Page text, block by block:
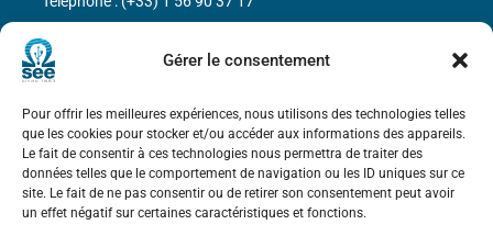
Gérer le consentement
Pour offrir les meilleures expériences, nous utilisons des technologies telles
que les cookies pour stocker et/ou accéder aux informations des appareils.
Le fait de consentir à ces technologies nous permettra de traiter des
données telles que le comportement de navigation ou les ID uniques sur ce
site. Le fait de ne pas consentir ou de retirer son consentement peut avoir
un effet négatif sur certaines caractéristiques et fonctions.
Bicentenaire des découvertes d’André-
Marie Ampère
Mentions légales
N° de SIREN : 785 393 232, Code APE : 9412Z TVA intra-
communautaire : FR44 785 393 232